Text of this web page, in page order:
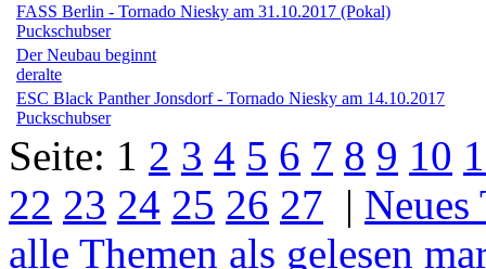
FASS Berlin - Tornado Niesky am 31.10.2017 (Pokal)
Puckschubser
Der Neubau beginnt
deralte
ESC Black Panther Jonsdorf - Tornado Niesky am 14.10.2017
Puckschubser
Seite: 1 2 3 4 5 6 7 8 9 10
22 23 24 25 26 27 | Neues
alle Themen als gelesen